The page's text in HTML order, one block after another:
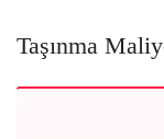
Taşınma